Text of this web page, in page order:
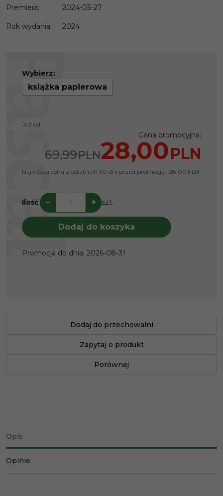
Premiera: 2024-03-27
Rok wydania: 2024
Wybierz:
książka papierowa
Już od:
Cena promocyjna:
69,99PLN28,00PLN
Najniższa cena z ostatnich 30 dni przed promocją: 28,00 PLN
Ilość: − + szt.
Dodaj do koszyka
Promocja do dnia: 2026-08-31
Dodaj do przechowalni
Zapytaj o produkt
Porównaj
Opis
Opinie